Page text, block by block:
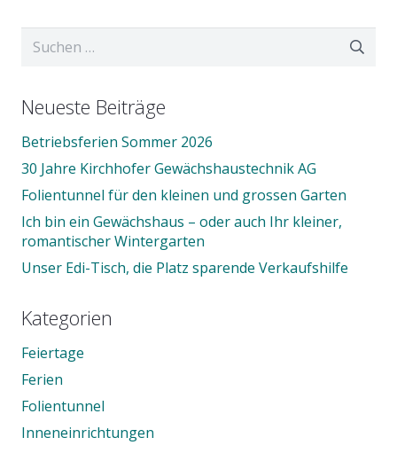
Suchen
Neueste Beiträge
Betriebsferien Sommer 2026
30 Jahre Kirchhofer Gewächshaustechnik AG
Folientunnel für den kleinen und grossen Garten
Ich bin ein Gewächshaus – oder auch Ihr kleiner,
romantischer Wintergarten
Unser Edi-Tisch, die Platz sparende Verkaufshilfe
Kategorien
Feiertage
Ferien
Folientunnel
Inneneinrichtungen